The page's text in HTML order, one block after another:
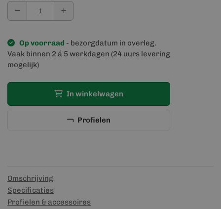
Op voorraad - bezorgdatum in overleg.
Vaak binnen 2 á 5 werkdagen (24 uurs levering
mogelijk)
In winkelwagen
Profielen
Omschrijving
Specificaties
Profielen & accessoires